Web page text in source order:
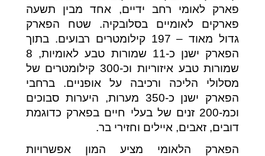
פארק לאומי רחב ידיים, אחד מבין תשעה
פארקים לאומיים בסלובקיה. שטח הפארק
גדול מאוד – 197 קילומטרים רבועים. בתוך
הפארק ישנן כ-11 שמורות טבע לאומיות, 8
שמורות טבע איזוריות וכ-300 קילומטרים של
מסלולי הליכה ורכיבה על אופניים. ברחבי
הפארק ישנן כ-350 מערות, היערות סבוכים
וכמ-200 זנים של בעלי חיים בפארק כדוגמת
דובים, זאבים, איילים וחזירי בר.
הפארק הלאומי מציע המון אפשרויות